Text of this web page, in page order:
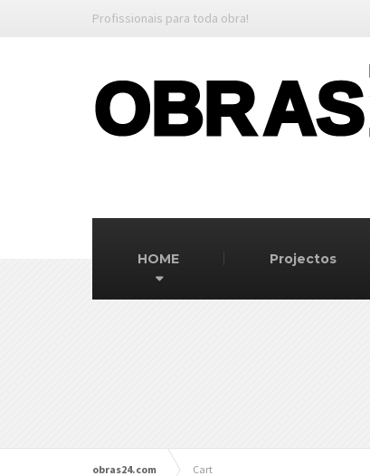
Profissionais para toda obra!
HOME Projectos
obras24.com Cart